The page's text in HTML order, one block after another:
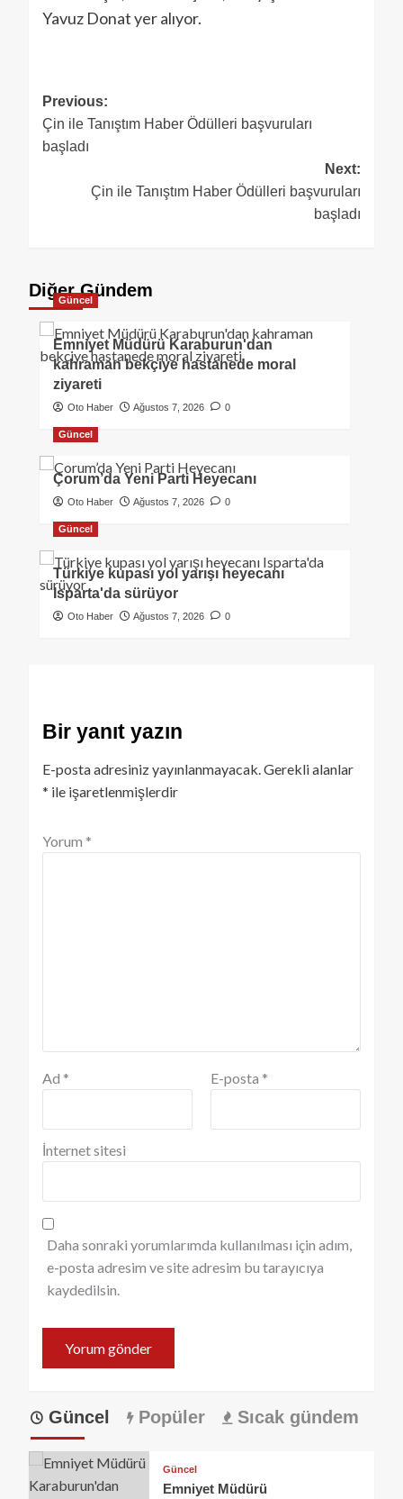
Yavuz Donat yer alıyor.
Previous:
Çin ile Tanıştım Haber Ödülleri başvuruları
başladı
Next:
Çin ile Tanıştım Haber Ödülleri başvuruları
başladı
Diğer Gündem
Güncel
Emniyet Müdürü Karaburun'dan
kahraman bekçiye hastanede moral
ziyareti
Oto Haber Ağustos 7, 2026 0
Güncel
Çorum’da Yeni Parti Heyecanı
Oto Haber Ağustos 7, 2026 0
Güncel
Türkiye kupası yol yarışı heyecanı
Isparta'da sürüyor
Oto Haber Ağustos 7, 2026 0
Bir yanıt yazın
E-posta adresiniz yayınlanmayacak.Gerekli alanlar
* ile işaretlenmişlerdir
Yorum *
Ad * E-posta *
İnternet sitesi
Daha sonraki yorumlarımda kullanılması için adım,
e-posta adresim ve site adresim bu tarayıcıya
kaydedilsin.
Güncel Popüler Sıcak gündem
Güncel
Emniyet Müdürü